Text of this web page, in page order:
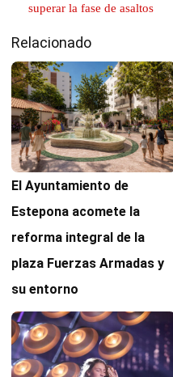
superar la fase de asaltos
Relacionado
El Ayuntamiento de
Estepona acomete la
reforma integral de la
plaza Fuerzas Armadas y
su entorno